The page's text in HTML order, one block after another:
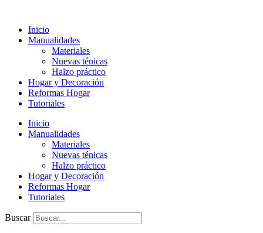
contenido
Inicio
Manualidades
Materiales
Nuevas ténicas
Halzo práctico
Hogar y Decoración
Reformas Hogar
Tutoriales
Inicio
Manualidades
Materiales
Nuevas ténicas
Halzo práctico
Hogar y Decoración
Reformas Hogar
Tutoriales
Buscar